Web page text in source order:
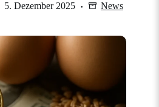
5. Dezember 2025 News